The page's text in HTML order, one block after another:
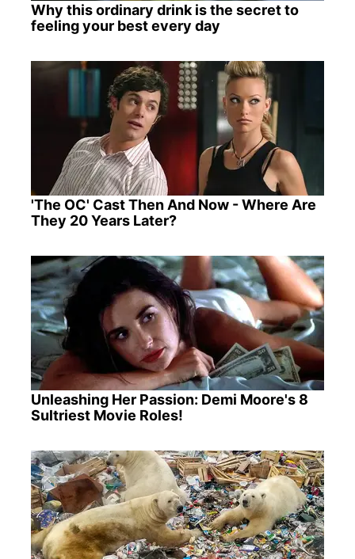
Why this ordinary drink is the secret to
feeling your best every day
'The OC' Cast Then And Now - Where Are
They 20 Years Later?
Unleashing Her Passion: Demi Moore's 8
Sultriest Movie Roles!